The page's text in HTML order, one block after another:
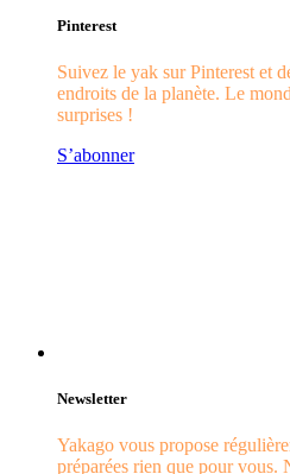
Pinterest
Suivez le yak sur Pinterest et
endroits de la planète. Le
surprises !
S’abonner
Newsletter
Yakago vous propose
préparées rien que pour vous.